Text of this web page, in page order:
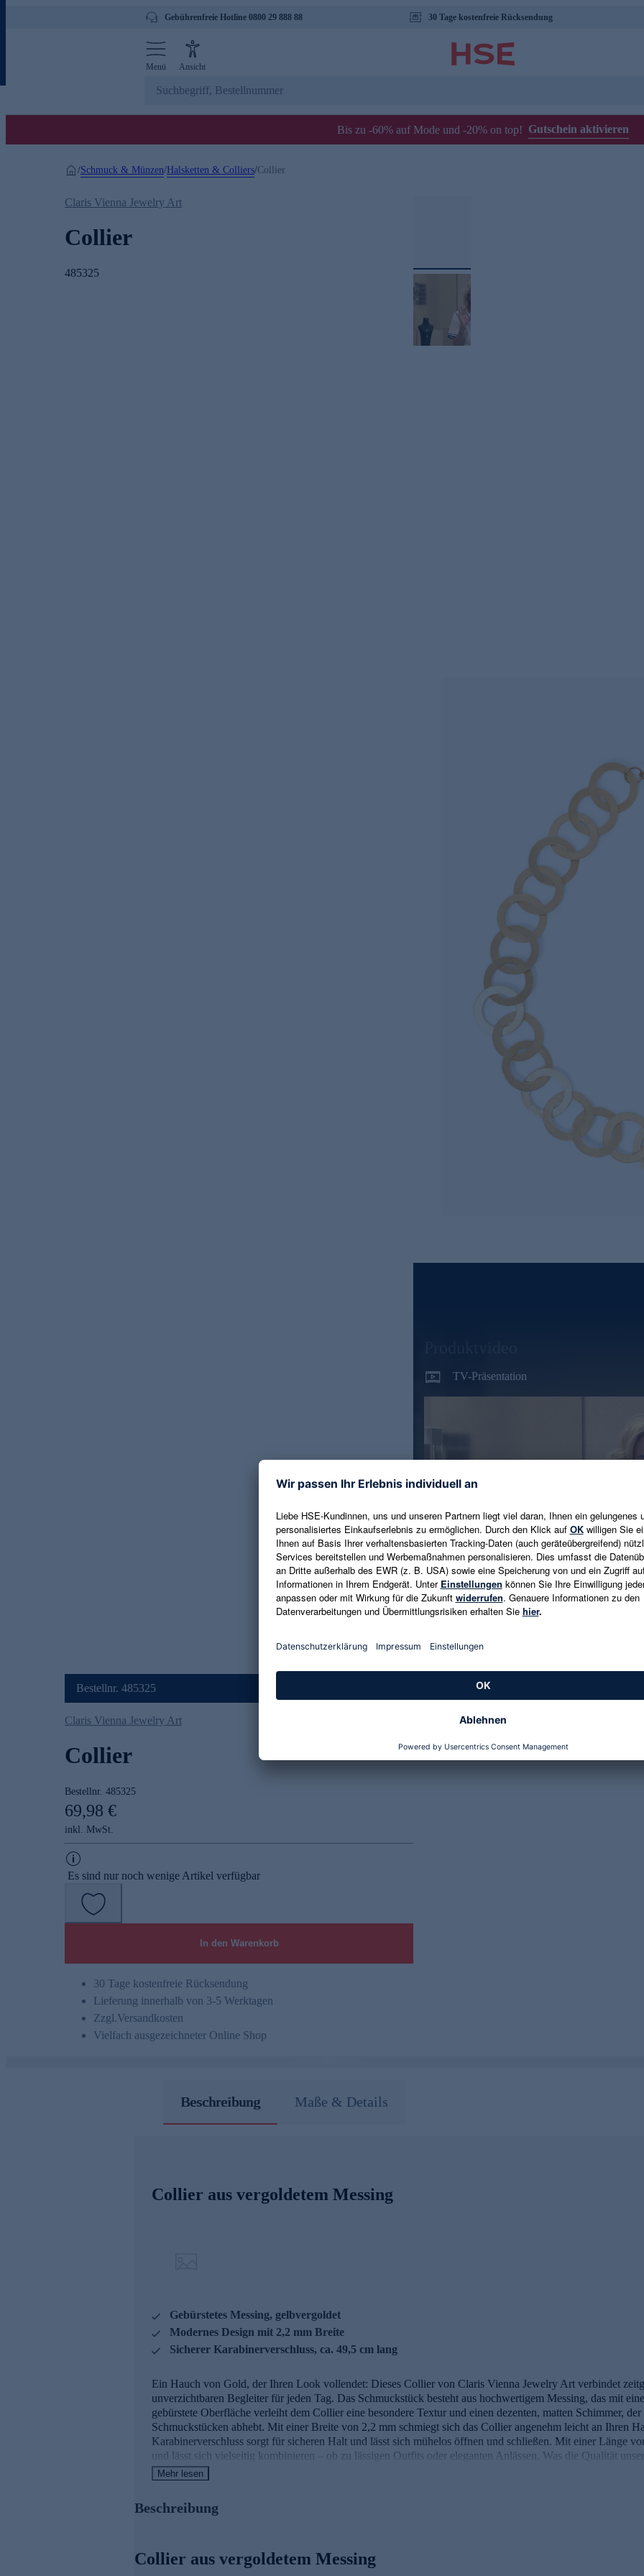
Gebührenfreie Hotline 0800 29 888 88 30 Tage kostenfreie Rücksendung
Menü Ansicht
Bis zu -60% auf Mode und -20% on top! Gutschein aktivieren
/Schmuck & Münzen/Halsketten & Colliers/Collier
Claris Vienna Jewelry Art
Collier
485325
TV-Präsentation
Bestellnr. 485325
Claris Vienna Jewelry Art
Collier
Bestellnr. 485325
69,98 €
inkl. MwSt.
Es sind nur noch wenige Artikel verfügbar
In den Warenkorb
30 Tage kostenfreie Rücksendung
Lieferung innerhalb von 3-5 Werktagen
Zzgl.Versandkosten
Vielfach ausgezeichneter Online Shop
Beschreibung Maße & Details
Collier aus vergoldetem Messing
Gebürstetes Messing, gelbvergoldet
Modernes Design mit 2,2 mm Breite
Sicherer Karabinerverschluss, ca. 49,5 cm lang
Ein Hauch von Gold, der Ihren Look vollendet: Dieses Collier von Claris Vienna Jewelry Art verbindet
unverzichtbaren Begleiter für jeden Tag. Das Schmuckstück besteht aus hochwertigem Messing, das mit
gebürstete Oberfläche verleiht dem Collier eine besondere Textur und einen dezenten, matten Schimmer,
Schmuckstücken abhebt. Mit einer Breite von 2,2 mm schmiegt sich das Collier angenehm leicht an Ihren
Karabinerverschluss sorgt für sicheren Halt und lässt sich mühelos öffnen und schließen. Mit einer Länge
und lässt sich vielseitig kombinieren – ob zu lässigen Outfits oder eleganten Anlässen. Was die Qualität
Kompromisse ein. Aus diesem Grund werden unsere Schmuckwaren von unserer Qualitätssicherung und
unterzogen. Unter anderem beinhalten unsere Prüfprozesse Prüfungen auf Konformität mit den
Mehr lesen
Beschreibung
Collier aus vergoldetem Messing